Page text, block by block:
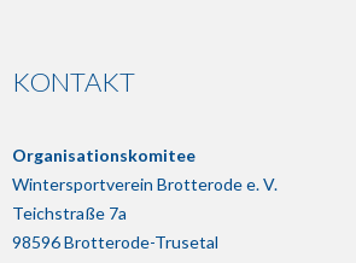
KONTAKT
Organisationskomitee
Wintersportverein Brotterode e. V.
Teichstraße 7a
98596 Brotterode-Trusetal